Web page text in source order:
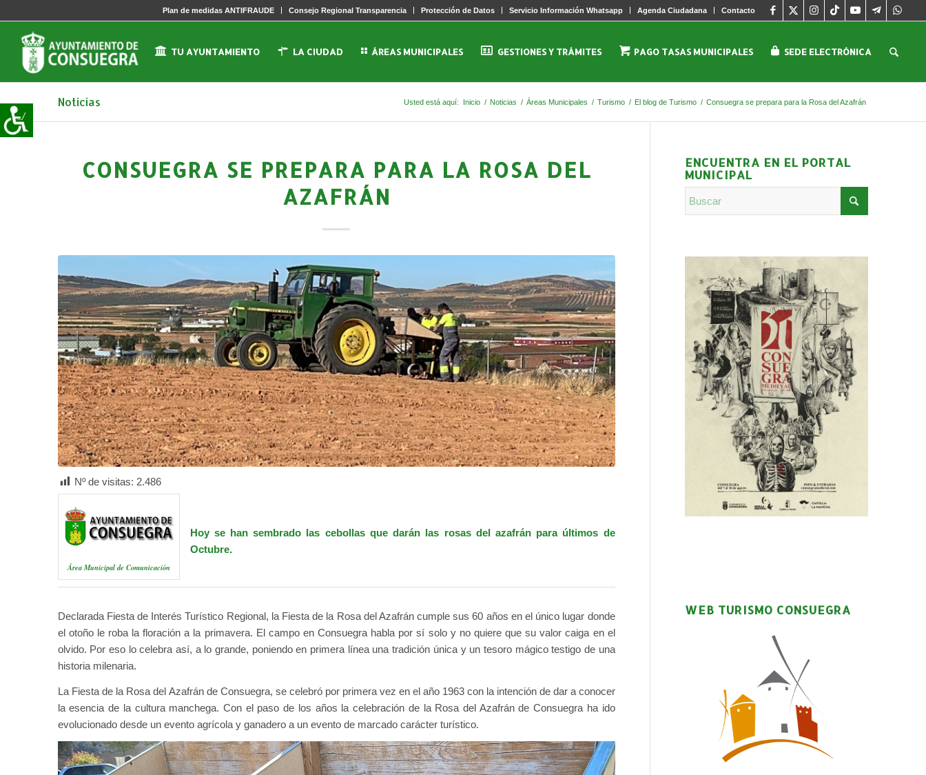
Plan de medidas ANTIFRAUDE Consejo Regional Transparencia Protección de Datos Servicio Información Whatsapp Agenda Ciudadana Contacto
TU AYUNTAMIENTO LA CIUDAD ÁREAS MUNICIPALES GESTIONES Y TRÁMITES PAGO TASAS MUNICIPALES SEDE ELECTRÓNICA
Noticias Usted está aquí: Inicio / Noticias / Áreas Municipales / Turismo / El blog de Turismo / Consuegra se prepara para la Rosa del Azafrán
CONSUEGRA SE PREPARA PARA LA ROSA DEL
AZAFRÁN
Nº de visitas: 2.486
Área Municipal de Comunicación
Hoy se han sembrado las cebollas que darán las rosas del azafrán para últimos de
Octubre.
Declarada Fiesta de Interés Turístico Regional, la Fiesta de la Rosa del Azafrán cumple sus 60 años en el único lugar donde
el otoño le roba la floración a la primavera. El campo en Consuegra habla por sí solo y no quiere que su valor caiga en el
olvido. Por eso lo celebra así, a lo grande, poniendo en primera línea una tradición única y un tesoro mágico testigo de una
historia milenaria.
La Fiesta de la Rosa del Azafrán de Consuegra, se celebró por primera vez en el año 1963 con la intención de dar a conocer
la esencia de la cultura manchega. Con el paso de los años la celebración de la Rosa del Azafrán de Consuegra ha ido
evolucionado desde un evento agrícola y ganadero a un evento de marcado carácter turístico.
ENCUENTRA EN EL PORTAL
MUNICIPAL
WEB TURISMO CONSUEGRA